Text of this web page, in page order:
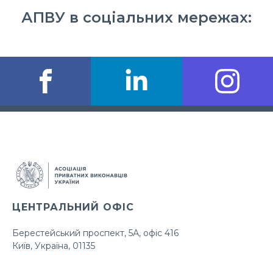
АПВУ в соціальних мережах:
ЦЕНТРАЛЬНИЙ ОФІС
Берестейський проспект, 5А, офіс 416
Київ, Україна, 01135